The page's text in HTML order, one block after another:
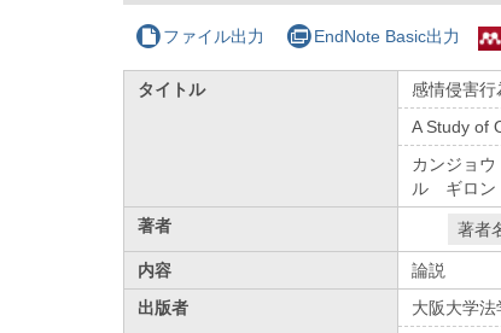
ファイル出力 EndNote Basic出力
タイトル
感情侵害
A Study of
カンジョ
ル ギロ
著者
著者
内容
論説
出版者
大阪大学法